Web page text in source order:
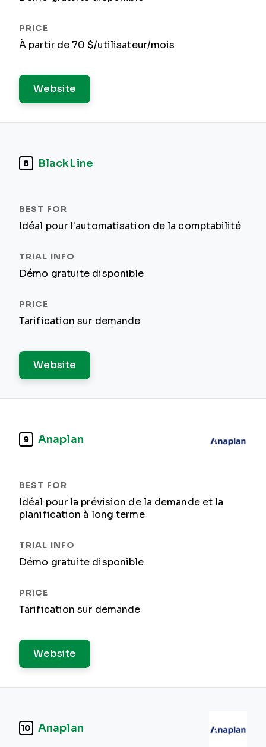
À partir de 70 $/utilisateur/mois
Website
8 BlackLine
Idéal pour l’automatisation de la comptabilité
Démo gratuite disponible
Tarification sur demande
Website
9 Anaplan
Idéal pour la prévision de la demande et la
planification à long terme
Démo gratuite disponible
Tarification sur demande
Website
10 Anaplan